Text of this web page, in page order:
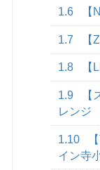
1.6 【
1.7 【
1.8 【
1.9
【
レンジ
1.10
イン寺